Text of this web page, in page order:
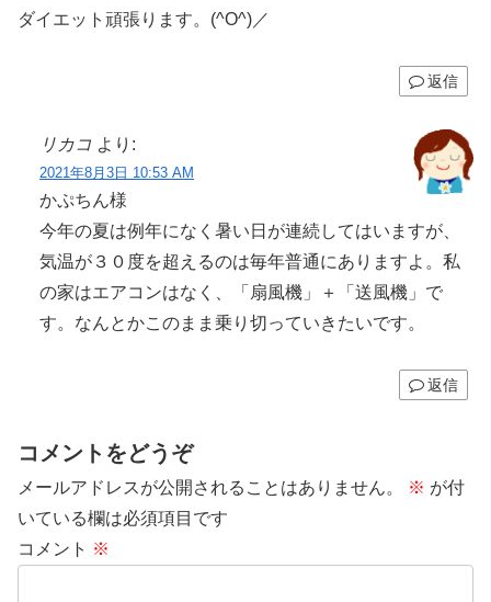
ダイエット頑張ります。(^O^)／
返信
リカコ より:
2021年8月3日 10:53 AM
かぷちん様
今年の夏は例年になく暑い日が連続してはいますが、
気温が３０度を超えるのは毎年普通にありますよ。私
の家はエアコンはなく、「扇風機」＋「送風機」で
す。なんとかこのまま乗り切っていきたいです。
返信
コメントをどうぞ
メールアドレスが公開されることはありません。 ※ が付
いている欄は必須項目です
コメント ※